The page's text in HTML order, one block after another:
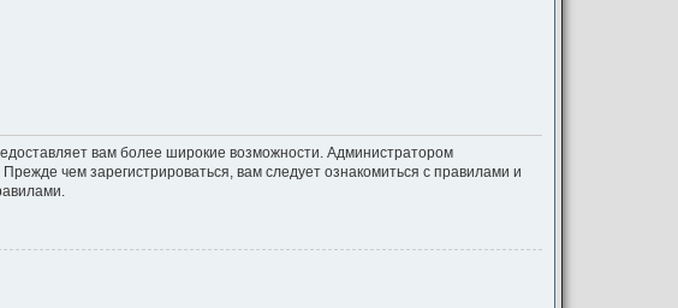
вам более широкие возможности. Администратором
чем зарегистрироваться, вам следует ознакомиться с правилами и